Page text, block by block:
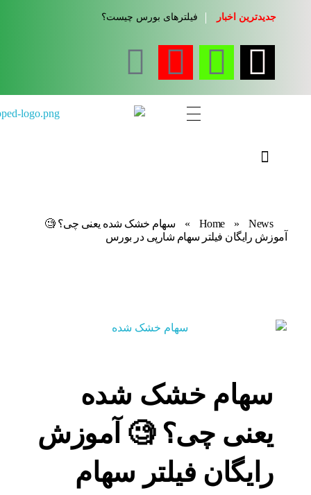
جدیدترین اخبار فیلترهای بورس چیست؟
Home » News
»
سهام خشک شده یعنی چی؟ 🧐
آموزش رایگان فیلتر سهام شارپی در بورس
سهام خشک شده
یعنی چی؟ 🧐 آموزش
رایگان فیلتر سهام